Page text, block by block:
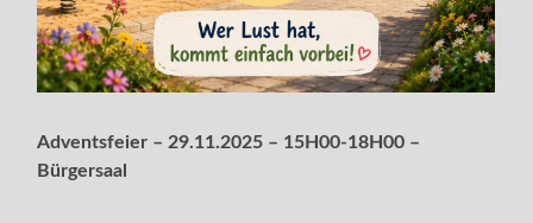
Adventsfeier – 29.11.2025 – 15H00-18H00 –
Bürgersaal